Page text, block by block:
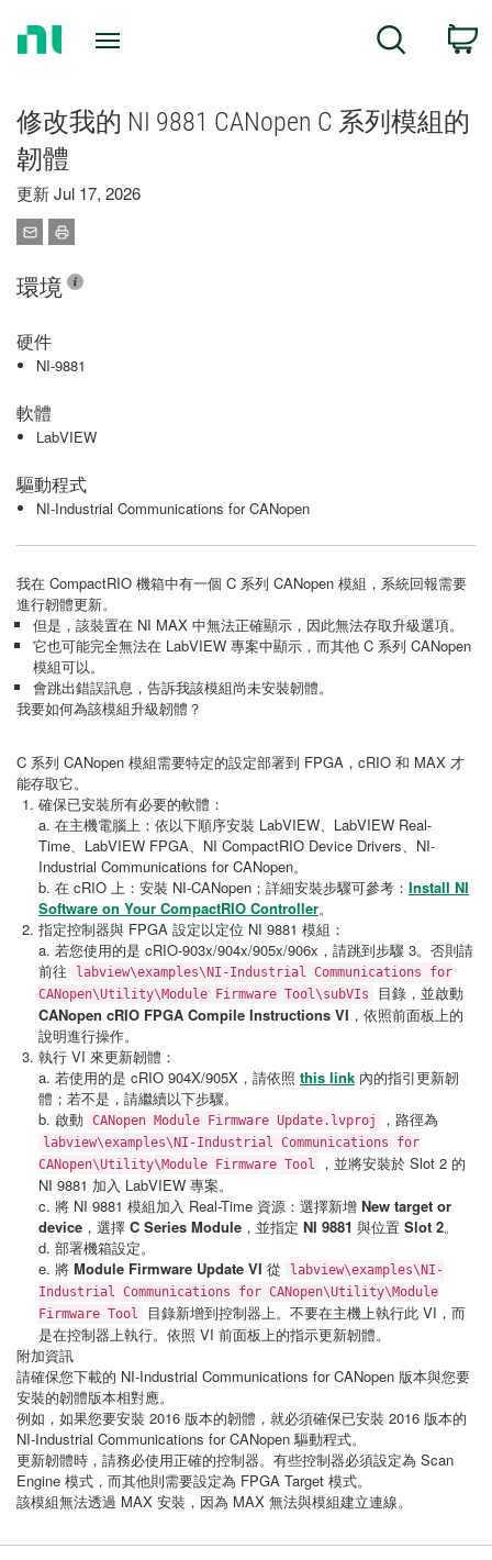
Search
修改我的 NI 9881 CANopen C 系列模組的
韌體
更新 Jul 17, 2026
環境
硬件
NI-9881
軟體
LabVIEW
驅動程式
NI-Industrial Communications for CANopen
我在 CompactRIO 機箱中有一個 C 系列 CANopen 模組，系統回報需要
進行韌體更新。
但是，該裝置在 NI MAX 中無法正確顯示，因此無法存取升級選項。
它也可能完全無法在 LabVIEW 專案中顯示，而其他 C 系列 CANopen
模組可以。
會跳出錯誤訊息，告訴我該模組尚未安裝韌體。
我要如何為該模組升級韌體？
C 系列 CANopen 模組需要特定的設定部署到 FPGA，cRIO 和 MAX 才
能存取它。
確保已安裝所有必要的軟體：
a. 在主機電腦上：依以下順序安裝 LabVIEW、LabVIEW Real-
Time、LabVIEW FPGA、NI CompactRIO Device Drivers、NI-
Industrial Communications for CANopen。
b. 在 cRIO 上：安裝 NI-CANopen；詳細安裝步驟可參考： Install NI
Software on Your CompactRIO Controller。
指定控制器與 FPGA 設定以定位 NI 9881 模組：
a. 若您使用的是 cRIO-903x/904x/905x/906x，請跳到步驟 3。否則請
前往
labview\examples\NI-Industrial Communications for
CANopen\Utility\Module Firmware Tool\subVIs
目錄，並啟動
CANopen cRIO FPGA Compile Instructions VI ，依照前面板上的
說明進行操作。
執行 VI 來更新韌體：
a. 若使用的是 cRIO 904X/905X，請依照 this link 內的指引更新韌
體；若不是，請繼續以下步驟。
b. 啟動
CANopen Module Firmware Update.lvproj ，路徑為
labview\examples\NI-Industrial Communications for
CANopen\Utility\Module Firmware Tool
，並將安裝於 Slot 2 的
NI 9881 加入 LabVIEW 專案。
c. 將 NI 9881 模組加入 Real-Time 資源：選擇新增 New target or
device ，選擇 C Series Module ，並指定 NI 9881 與位置 Slot 2。
d. 部署機箱設定。
e. 將 Module Firmware Update VI 從
labview\examples\NI-
Industrial Communications for CANopen\Utility\Module
Firmware Tool
目錄新增到控制器上。不要在主機上執行此 VI，而
是在控制器上執行。依照 VI 前面板上的指示更新韌體。
附加資訊
請確保您下載的 NI-Industrial Communications for CANopen 版本與您要
安裝的韌體版本相對應。
例如，如果您要安裝 2016 版本的韌體，就必須確保已安裝 2016 版本的
NI-Industrial Communications for CANopen 驅動程式。
更新韌體時，請務必使用正確的控制器。有些控制器必須設定為 Scan
Engine 模式，而其他則需要設定為 FPGA Target 模式。
該模組無法透過 MAX 安裝，因為 MAX 無法與模組建立連線。